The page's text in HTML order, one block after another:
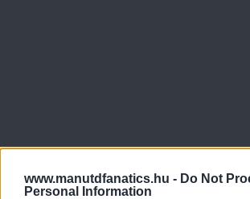
www.manutdfanatics.hu - Do Not
Personal Information